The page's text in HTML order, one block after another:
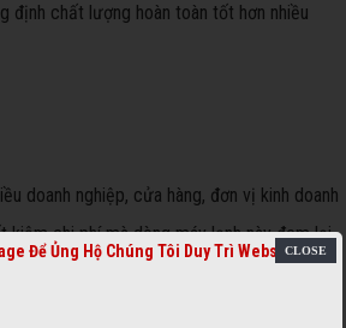
định chất lượng hoàn toàn tốt hơn nhiều
doanh nghiệp, cửa hàng, đơn vị kinh doanh
kiệm chi phí mà dòng máy lạnh này đem lại
đây thuyết phục chúng ta nên sử dụng
Để Ủng Hộ Chúng Tôi Duy Trì Website